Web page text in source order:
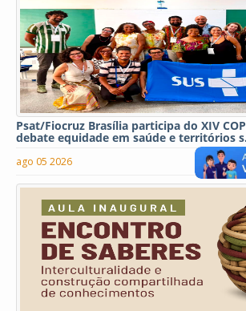
Psat/Fiocruz Brasília participa do XIV
debate equidade em saúde e territórios
ago 05 2026